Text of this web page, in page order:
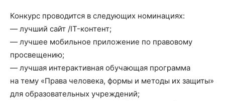
Конкурс проводится в следующих номинациях:
— лучший сайт /IT-контент;
— лучшее мобильное приложение по правовому
просвещению;
— лучшая интерактивная обучающая программа
на тему «Права человека, формы и методы их защиты»
для образовательных учреждений;